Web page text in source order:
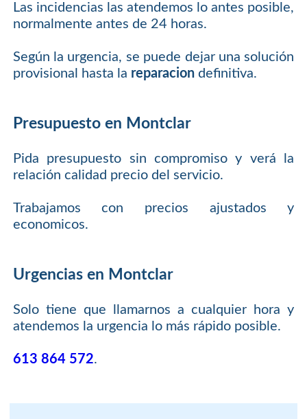
Las incidencias las atendemos lo antes posible,
normalmente antes de 24 horas.
Según la urgencia, se puede dejar una solución
provisional hasta la reparaciondefinitiva.
Presupuesto en Montclar
Pida presupuesto sin compromiso y verá la
relación calidad precio del servicio.
Trabajamos con precios ajustados y
economicos.
Urgencias en Montclar
Solo tiene que llamarnos a cualquier hora y
atendemos la urgencia lo más rápido posible.
613 864 572.